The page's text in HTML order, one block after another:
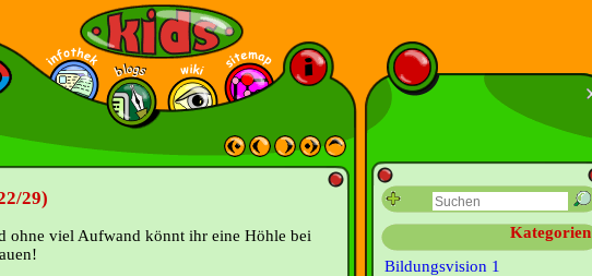
29)
ohne viel Aufwand könnt ihr eine Höhle bei
Kategorien
Bildungsvision 1